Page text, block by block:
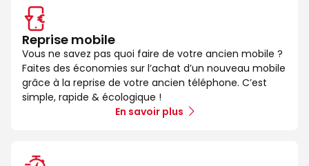
Reprise mobile
Vous ne savez pas quoi faire de votre ancien mobile ?
Faites des économies sur l’achat d’un nouveau mobile
grâce à la reprise de votre ancien téléphone. C’est
simple, rapide & écologique !
En savoir plus